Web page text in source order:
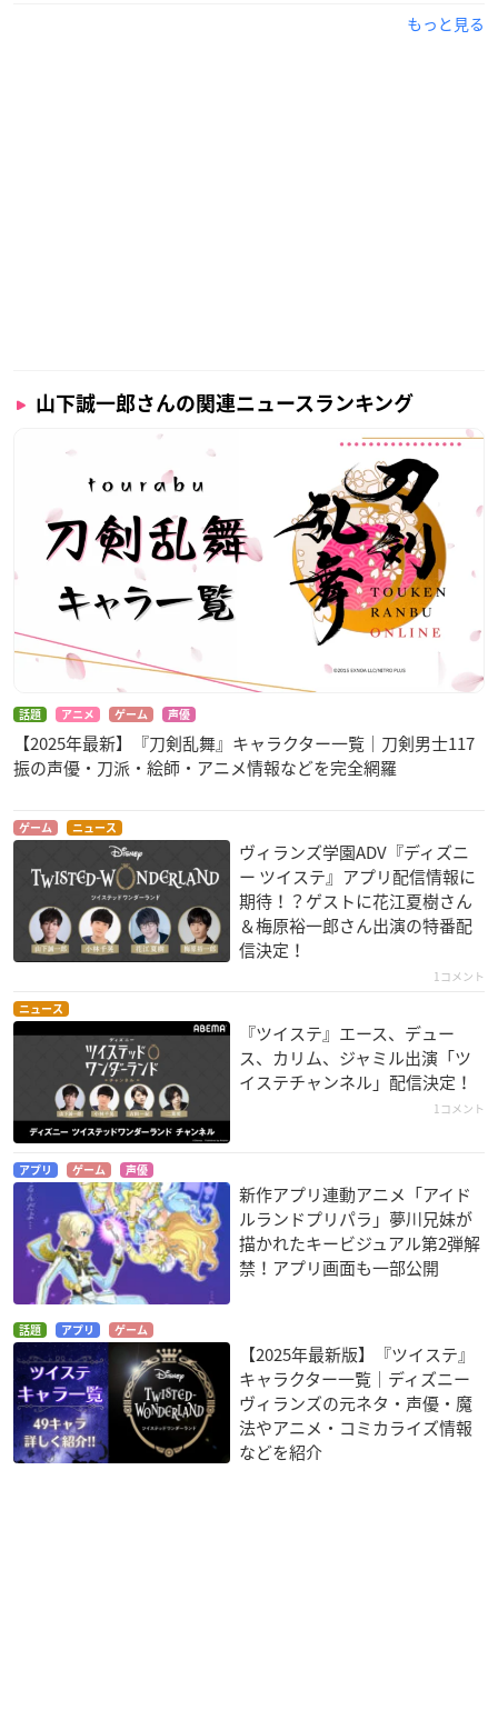
もっと見る
山下誠一郎さんの関連ニュースランキング
話題 アニメ ゲーム 声優
【2025年最新】『刀剣乱舞』キャラクター一覧｜刀剣男士117
振の声優・刀派・絵師・アニメ情報などを完全網羅
ゲーム ニュース
ヴィランズ学園ADV『ディズニ
ー ツイステ』アプリ配信情報に
期待！？ゲストに花江夏樹さん
＆梅原裕一郎さん出演の特番配
信決定！
1コメント
ニュース
『ツイステ』エース、デュー
ス、カリム、ジャミル出演「ツ
イステチャンネル」配信決定！
1コメント
アプリ ゲーム 声優
新作アプリ連動アニメ「アイド
ルランドプリパラ」夢川兄妹が
描かれたキービジュアル第2弾解
禁！アプリ画面も一部公開
話題 アプリ ゲーム
【2025年最新版】『ツイステ』
キャラクター一覧｜ディズニー
ヴィランズの元ネタ・声優・魔
法やアニメ・コミカライズ情報
などを紹介